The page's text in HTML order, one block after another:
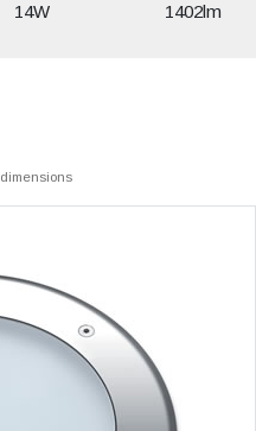
14W 1402lm
dimensions